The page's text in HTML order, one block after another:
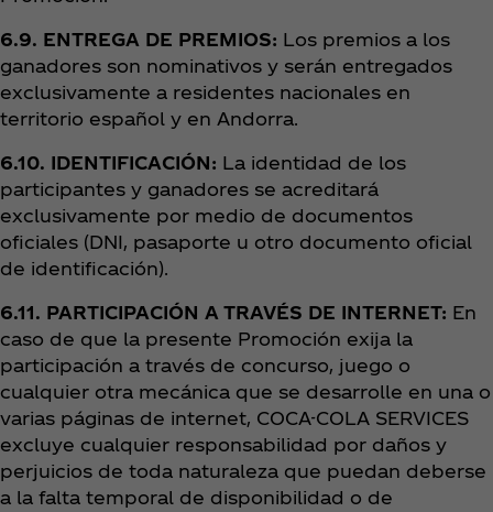
6.9. ENTREGA DE PREMIOS: Los premios a los
ganadores son nominativos y serán entregados
exclusivamente a residentes nacionales en
territorio español y en Andorra.
6.10. IDENTIFICACIÓN: La identidad de los
participantes y ganadores se acreditará
exclusivamente por medio de documentos
oficiales (DNI, pasaporte u otro documento oficial
de identificación).
6.11. PARTICIPACIÓN A TRAVÉS DE INTERNET: En
caso de que la presente Promoción exija la
participación a través de concurso, juego o
cualquier otra mecánica que se desarrolle en una o
varias páginas de internet, COCA-COLA SERVICES
excluye cualquier responsabilidad por daños y
perjuicios de toda naturaleza que puedan deberse
a la falta temporal de disponibilidad o de